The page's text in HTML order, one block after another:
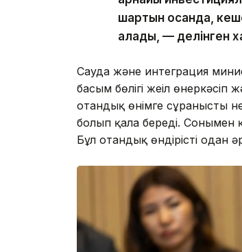
шартын қосқанда,
алады, — делінген
Сауда және интеграция
басым бөлігі жеңіл
отандық өнімге сұраныстың
болып қала береді. Сонымен
Бұл отандық өндірісті одан